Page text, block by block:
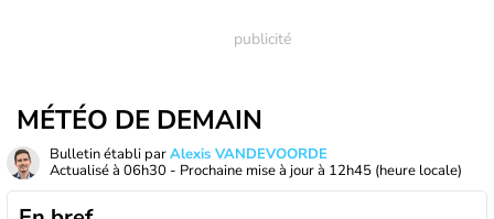
MÉTÉO DE DEMAIN
Bulletin établi parAlexis VANDEVOORDE
Actualisé à 06h30 - Prochaine mise à jour à 12h45 (heure locale)